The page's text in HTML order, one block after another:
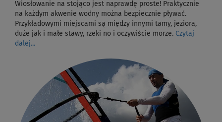
Wiosłowanie na stojąco jest naprawdę proste! Praktycznie
na każdym akwenie wodny można bezpiecznie pływać.
Przykładowymi miejscami są między innymi tamy, jeziora,
duże jak i małe stawy, rzeki no i oczywiście morze. Czytaj
dalej...